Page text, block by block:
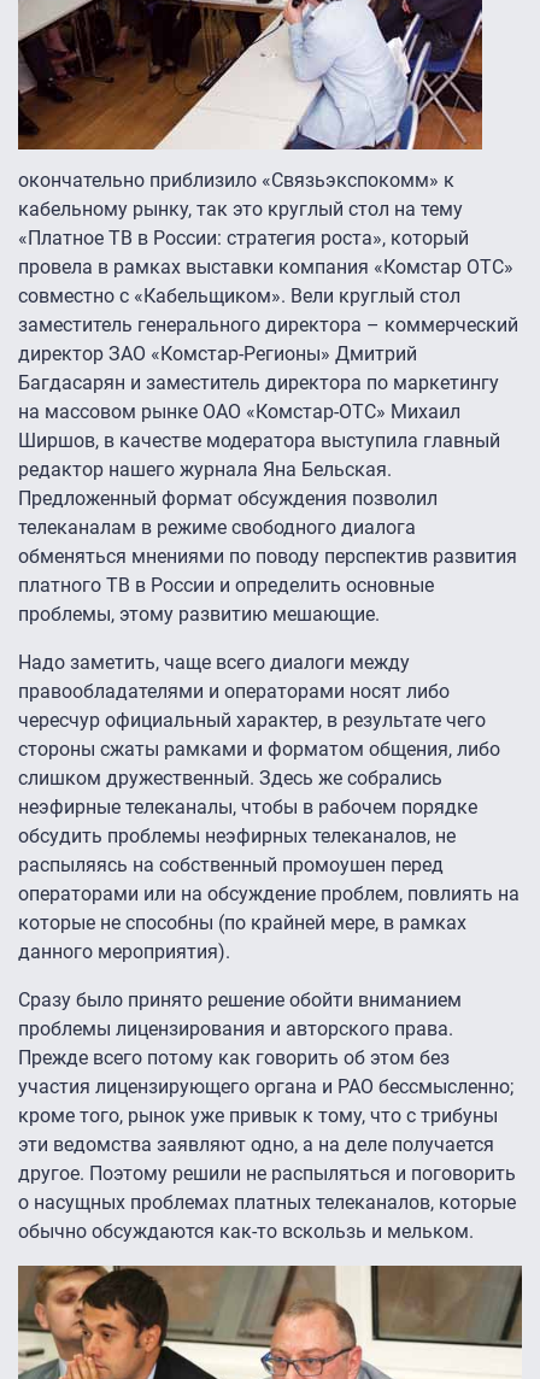
окончательно приблизило «Связьэкспокомм» к
кабельному рынку, так это круглый стол на тему
«Платное ТВ в России: стратегия роста», который
провела в рамках выставки компания «Комстар ОТС»
совместно с «Кабельщиком». Вели круглый стол
заместитель генерального директора – коммерческий
директор ЗАО «Комстар-Регионы» Дмитрий
Багдасарян и заместитель директора по маркетингу
на массовом рынке ОАО «Комстар-ОТС» Михаил
Ширшов, в качестве модератора выступила главный
редактор нашего журнала Яна Бельская.
Предложенный формат обсуждения позволил
телеканалам в режиме свободного диалога
обменяться мнениями по поводу перспектив развития
платного ТВ в России и определить основные
проблемы, этому развитию мешающие.
Надо заметить, чаще всего диалоги между
правообладателями и операторами носят либо
чересчур официальный характер, в результате чего
стороны сжаты рамками и форматом общения, либо
слишком дружественный. Здесь же собрались
неэфирные телеканалы, чтобы в рабочем порядке
обсудить проблемы неэфирных телеканалов, не
распыляясь на собственный промоушен перед
операторами или на обсуждение проблем, повлиять на
которые не способны (по крайней мере, в рамках
данного мероприятия).
Сразу было принято решение обойти вниманием
проблемы лицензирования и авторского права.
Прежде всего потому как говорить об этом без
участия лицензирующего органа и РАО бессмысленно;
кроме того, рынок уже привык к тому, что с трибуны
эти ведомства заявляют одно, а на деле получается
другое. Поэтому решили не распыляться и поговорить
о насущных проблемах платных телеканалов, которые
обычно обсуждаются как-то вскользь и мельком.